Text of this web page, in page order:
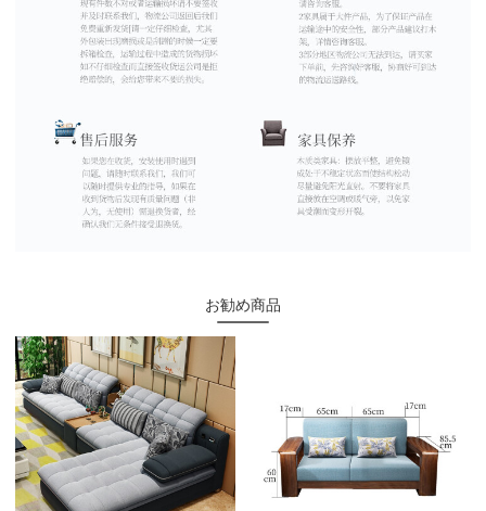
お勧め商品